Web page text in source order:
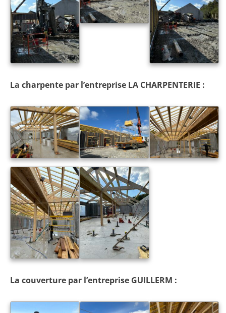
La charpente par l’entreprise LA CHARPENTERIE :
La couverture par l’entreprise GUILLERM :